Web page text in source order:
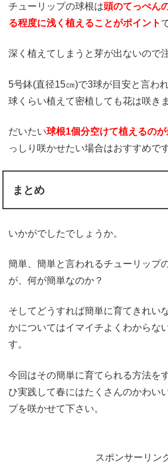
チューリップの球根は頭のてっぺん
る程度に浅く植えることがポイント
深く植えてしまうと芽が出ないので
5号鉢(直径15㎝)で3球が目安と言わ
球くらい植えて密植しても花は咲き
だいたい球根1個分空けて植えるの
っしり咲かせたい場合はおすすめです
まとめ
いかがでしたでしょうか。
簡単、簡単と言われるチューリップ
が、何が簡単なのか？
そしてどうすれば簡単に育てきれい
かについてはイマイチよくわからな
す。
今回はその簡単に育てられる方法を
ひ実践して春にはたくさんのかわい
プを咲かせて下さい。
スポンサーリン